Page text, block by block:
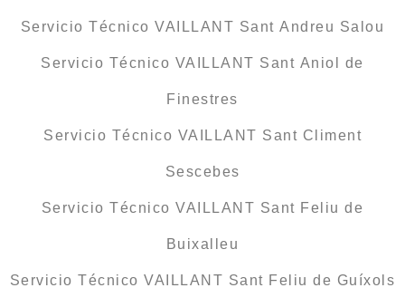
Servicio Técnico VAILLANT Sant Andreu Salou
Servicio Técnico VAILLANT Sant Aniol de
Finestres
Servicio Técnico VAILLANT Sant Climent
Sescebes
Servicio Técnico VAILLANT Sant Feliu de
Buixalleu
Servicio Técnico VAILLANT Sant Feliu de Guíxols